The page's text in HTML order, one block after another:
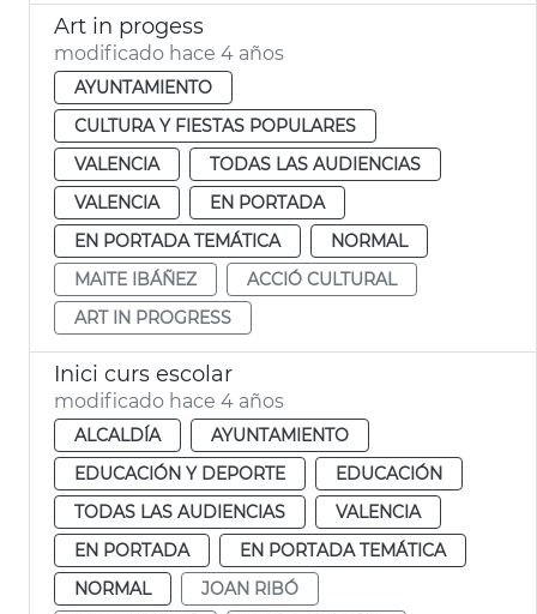
Art in progess
modificado hace 4 años
AYUNTAMIENTO
CULTURA Y FIESTAS POPULARES
VALENCIA
TODAS LAS AUDIENCIAS
VALENCIA
EN PORTADA
EN PORTADA TEMÁTICA
NORMAL
MAITE IBÁÑEZ
ACCIÓ CULTURAL
ART IN PROGRESS
Inici curs escolar
modificado hace 4 años
ALCALDÍA
AYUNTAMIENTO
EDUCACIÓN Y DEPORTE
EDUCACIÓN
TODAS LAS AUDIENCIAS
VALENCIA
EN PORTADA
EN PORTADA TEMÁTICA
NORMAL
JOAN RIBÓ